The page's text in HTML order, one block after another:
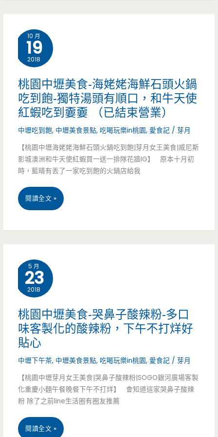
古
仿
古
擺
設，
手
工
寒
天
凍.
奶
可
推
薦
(邀
((已
遷
他
10 月
19
2018
桃園中壢美食-海姥姥海鮮石頭火鍋
吃到飽-獨特湯頭有順口，和牛天使
紅蝦吃到嫑嫑 （已結束營業）
中壢吃到飽, 中壢美食景點, 吃喝玩樂in桃園, 愛食記 /芽月
【桃園中壢海姥姥海鮮石頭火鍋吃到飽|芽月女王美食|威尼斯
影城澳洲和牛天使紅蝦買一送一排隊花牆IG】 原本十月初
時，藍晴有丟了一家吃到飽的火鍋店給我
桃
美
食-
海
姥
姥
海
鮮
石
頭
閱讀全文 »
5 月
23
2018
桃園中壢美食-哭鼻子酸辣粉-多口
味客製化的酸辣粉，下午不打烊好
貼心
中壢下午茶, 中壢美食景點, 吃喝玩樂in桃園, 愛食記 /芽月
【桃園中壢芽月女王美食|哭鼻子酸辣粉|SOGO銀河廣場客製
化重慶小麵午餐晚餐下午不打烊】 會知道這家哭鼻子酸辣
粉 除了之前line生活圈有圈友推薦
桃
閱讀全文 »